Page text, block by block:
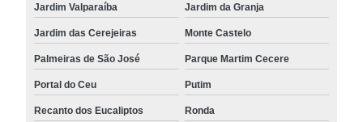
Jardim Valparaíba Jardim da Granja
Jardim das Cerejeiras Monte Castelo
Palmeiras de São José Parque Martim Cecere
Portal do Ceu Putim
Recanto dos Eucaliptos Ronda